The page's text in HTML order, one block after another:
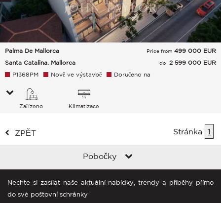
Palma De Mallorca
Santa Catalina, Mallorca
Price from 499 000 EUR
do 2 599 000 EUR
P1368PM
Nově ve výstavbě Doručeno na
Zařízeno Klimatizace
ZPĚT Stránka 1
Pobočky
Nechte si zasílat naše aktuální nabídky, trendy a příběhy přímo
do své poštovní schránky